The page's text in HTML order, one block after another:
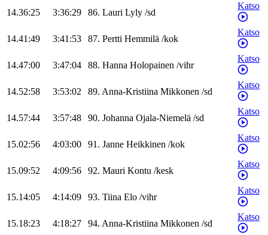
14.36:25 3:36:29 86. Lauri Lyly /sd
Katso
14.41:49 3:41:53 87. Pertti Hemmilä /kok
Katso
14.47:00 3:47:04 88. Hanna Holopainen /vihr
Katso
14.52:58 3:53:02 89. Anna-Kristiina Mikkonen /sd
Katso
14.57:44 3:57:48 90. Johanna Ojala-Niemelä /sd
Katso
15.02:56 4:03:00 91. Janne Heikkinen /kok
Katso
15.09:52 4:09:56 92. Mauri Kontu /kesk
Katso
15.14:05 4:14:09 93. Tiina Elo /vihr
Katso
15.18:23 4:18:27 94. Anna-Kristiina Mikkonen /sd
Katso